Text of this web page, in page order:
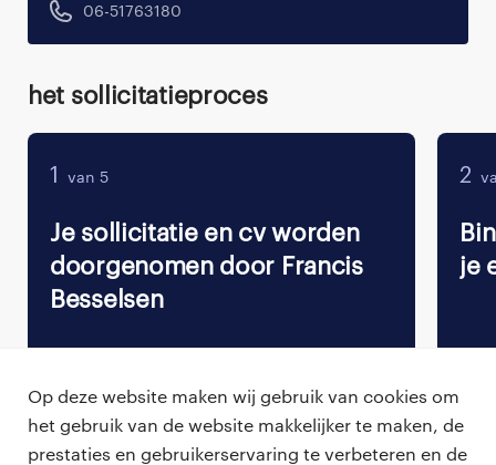
Op deze website maken wij gebruik van cookies om
het gebruik van de website makkelijker te maken, de
prestaties en gebruikerservaring te verbeteren en de
06-51763180
Het sollicitatieproces
1 van 5
Je sollicitatie en cv worden
doorgenomen door Francis
Besselsen
2
je
Terug naar vacature overzicht